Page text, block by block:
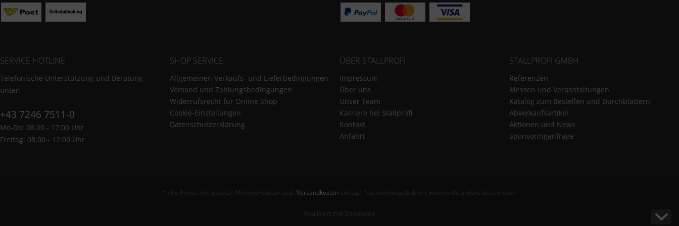
SERVICE HOTLINE
Telefonische Unterstützung und Beratung
unter:
+43 7246 7511-0
Mo-Do: 08:00 - 17:00 Uhr
Freitag: 08:00 - 12:00 Uhr
SHOP SERVICE
Allgemeinen Verkaufs- und Lieferbedingungen
Versand und Zahlungsbedingungen
Widerrufsrecht für Online Shop
Cookie-Einstellungen
Datenschutzerklärung
ÜBER STALLPROFI
Impressum
Über uns
Unser Team
Karriere bei Stallprofi
Kontakt
Anfahrt
STALLPROFI GMBH
Referenzen
Messen und Veranstaltungen
Katalog zum Bestellen und Durchblättern
Abverkaufsartikel
Aktionen und News
Sponsoringanfrage
* Alle Preise inkl. gesetzl. Mehrwertsteuer zzgl. Versandkostenund ggf. Nachnahmegebühren, wenn nicht anders beschrieben
Realisiert mit Shopware